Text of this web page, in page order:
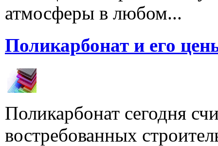
атмосферы в любом...
Поликарбонат и его
Поликарбонат сегодня
востребованных